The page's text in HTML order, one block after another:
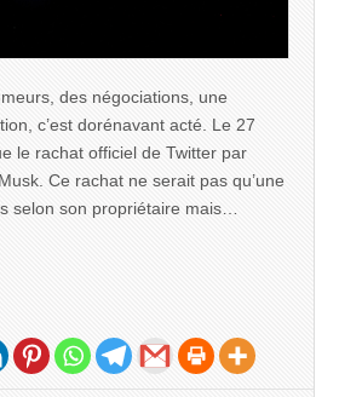
des négociations, une
c’est dorénavant acté. Le 27
le rachat officiel de Twitter par
Ce rachat ne serait pas qu’une
selon son propriétaire mais…